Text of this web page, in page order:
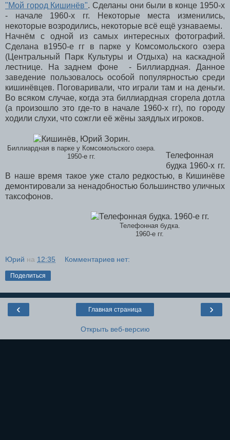
"Мой город Кишинёв". Сделаны они были в конце 1950-х
- начале 1960-х гг. Некоторые места изменились,
некоторые возродились, некоторые всё ещё узнаваемы.
Начнём с одной из самых интересных фотографий.
Сделана в1950-е гг в парке у Комсомольского озера
(Центральный Парк Культуры и Отдыха) на каскадной
лестнице. На заднем фоне - Биллиардная. Данное
заведение пользовалось особой популярностью среди
кишинёвцев. Поговаривали, что играли там и на деньги.
Во всяком случае, когда эта биллиардная сгорела дотла
(а произошло это где-то в начале 1960-х гг), по городу
ходили слухи, что сожгли её жёны заядлых игроков.
Биллиардная в парке у Комсомольского озера.
1950-е гг.
Телефонная
будка 1960-х гг.
В наше время такое уже стало редкостью, в Кишинёве
демонтировали за ненадобностью большинство уличных
таксофонов.
Телефонная будка.
1960-е гг.
Юрий на 12:35 Комментариев нет:
Поделиться
‹ ›
Главная страница
Открыть веб-версию